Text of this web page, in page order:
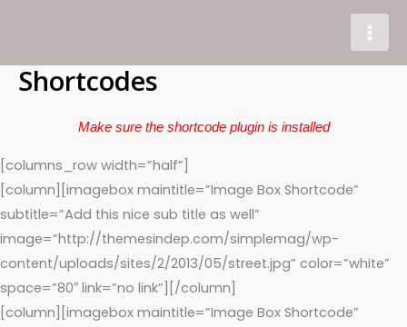
Shortcodes
Make sure the shortcode plugin is installed
[columns_row width=”half”]
[column][imagebox maintitle=”Image Box Shortcode”
subtitle=”Add this nice sub title as well”
image=”http://themesindep.com/simplemag/wp-
content/uploads/sites/2/2013/05/street.jpg” color=”white”
space=”80″ link=”no link”][/column]
[column][imagebox maintitle=”Image Box Shortcode”